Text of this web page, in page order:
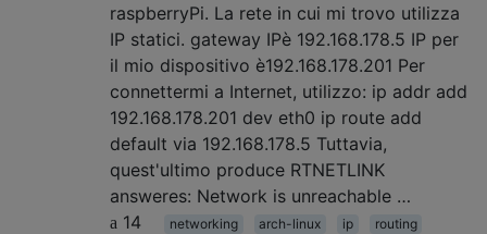
raspberryPi. La rete in cui mi trovo utilizza
IP statici. gateway IPè 192.168.178.5 IP per
il mio dispositivo è192.168.178.201 Per
connettermi a Internet, utilizzo: ip addr add
192.168.178.201 dev eth0 ip route add
default via 192.168.178.5 Tuttavia,
quest'ultimo produce RTNETLINK
answeres: Network is unreachable …
14
networking arch-linux ip
routing